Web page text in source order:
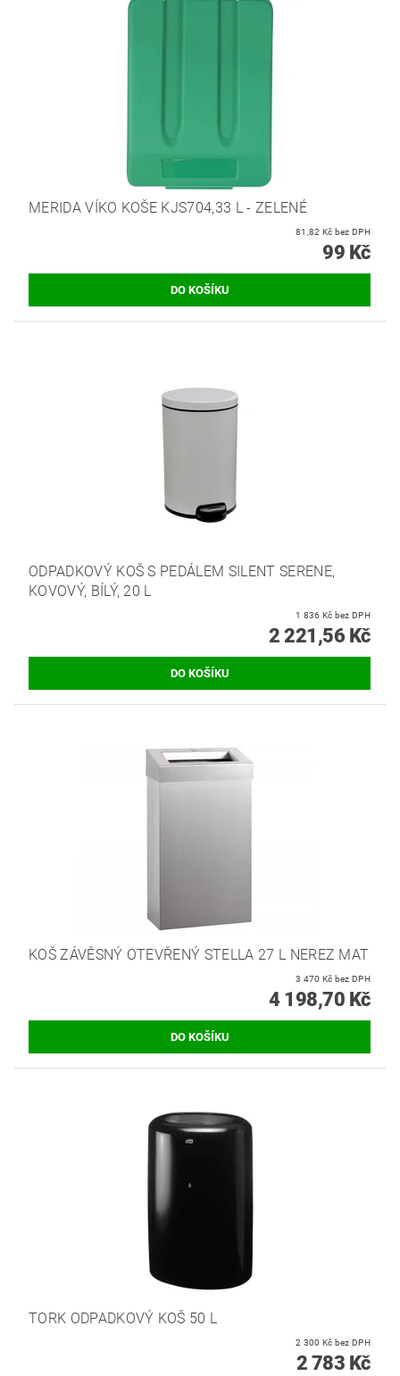
MERIDA VÍKO KOŠE KJS704,33 L - ZELENÉ
81,82 Kč bez DPH
99 Kč
ODPADKOVÝ KOŠ S PEDÁLEM SILENT SERENE,
KOVOVÝ, BÍLÝ, 20 L
1 836 Kč bez DPH
2 221,56 Kč
KOŠ ZÁVĚSNÝ OTEVŘENÝ STELLA 27 L NEREZ MAT
3 470 Kč bez DPH
4 198,70 Kč
TORK ODPADKOVÝ KOŠ 50 L
2 300 Kč bez DPH
2 783 Kč